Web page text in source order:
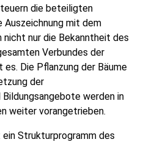
die beteiligten
Auszeichnung mit dem
nur die Bekanntheit des
Verbundes der
es. Die Pflanzung der Bäume
der
werden in
weiter vorangetrieben.
ein Strukturprogramm des